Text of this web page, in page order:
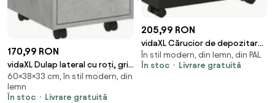
170,99 RON
vidaXL Dulap lateral cu roți, gri
beton, 33x38x60 cm, lemn
prelucrat
60×38×33 cm, în stil modern, din
lemn
În stoc
Livrare gratuită
205,99 RON
vidaXL Cărucior de depozitare
îngust, 3 niveluri negru lemn
prelucrat
În stil modern, din lemn, din PAL
În stoc
Livrare gratuită